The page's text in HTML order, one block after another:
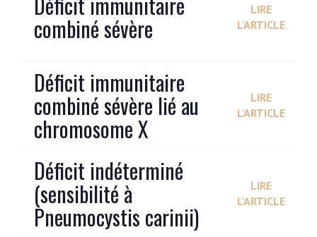
combiné sévère
LIRE
L'ARTICLE
Déficit immunitaire
combiné sévère lié au
chromosome X
LIRE
L'ARTICLE
Déficit indéterminé
(sensibilité à
Pneumocystis carinii)
LIRE
L'ARTICLE